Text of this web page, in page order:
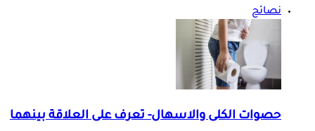
نصائح
حصوات الكلى والاسهال- تعرف على العلاقة بينهما